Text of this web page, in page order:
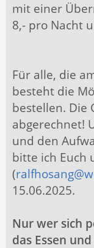
mit einer
8,- pro Nacht
Für alle, die
besteht die
bestellen. Die
abgerechnet!
und den
bitte ich Euch
(
15.06.2025.
Nur wer sich
das Essen